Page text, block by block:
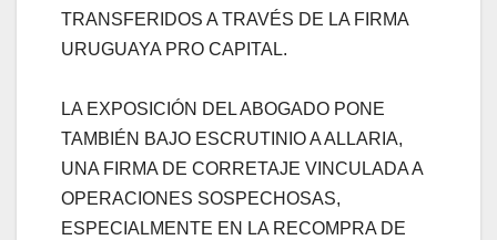
TRANSFERIDOS A TRAVÉS DE LA FIRMA
URUGUAYA PRO CAPITAL.
LA EXPOSICIÓN DEL ABOGADO PONE
TAMBIÉN BAJO ESCRUTINIO A ALLARIA,
UNA FIRMA DE CORRETAJE VINCULADA A
OPERACIONES SOSPECHOSAS,
ESPECIALMENTE EN LA RECOMPRA DE